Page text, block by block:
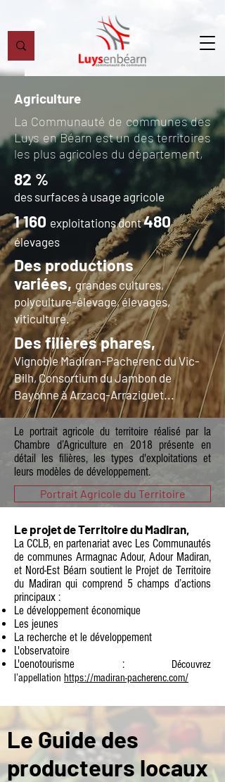
Agriculture
La Communauté de communes des
Luys en Béarn est undes territoires
les plus agricoles du département,
82 %
des surfaces à usage agricole
1 160 exploitationsdont480
élevages
Des productions
variées, grandes cultures,
polyculture-élevage, élevages,
viticulture.
Des filières phares,
Vignoble Madiran-Pacherenc du Vic-
Bilh, Consortium du Jambon de
Bayonne à Arzacq-Arraziguet...
Le portrait agricole du territoire réalisé par la
Chambre d’Agriculture en 2018 présente en
détail les filières, les types d'exploitations et
leurs modèles de développement.
Portrait Agricole du Territoire
Le projet de Territoire du Madiran,
La CCLB, en partenariat avec Les Communautés
de communes Armagnac Adour, Adour Madiran,
et Nord-Est Béarn soutient le Projet de Territoire
du Madiran qui comprend 5 champs d’actions
principaux :​
Le développement économique
Les jeunes
La recherche et le développement
L'observatoire
L'oenotourisme : Découvrez
l’appellation https://madiran-pacherenc.com/
Le Guide des
producteurs locaux